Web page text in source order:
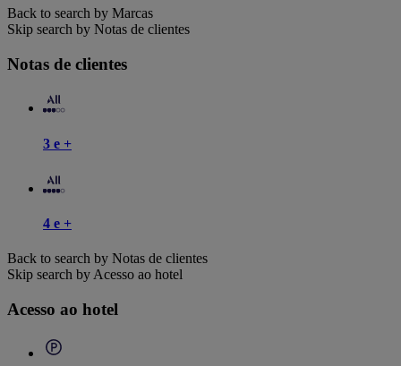
Back to search by Marcas
Skip search by Notas de clientes
Notas de clientes
3 e +
4 e +
Back to search by Notas de clientes
Skip search by Acesso ao hotel
Acesso ao hotel